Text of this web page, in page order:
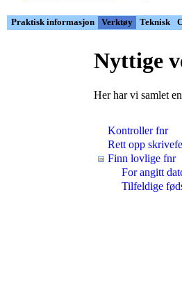
Praktisk informasjon Verktøy Teknisk
Nyttige
Her har vi samlet
Kontroller fnr
Rett opp
Finn lovlige fnr
For angitt
Tilfeldige